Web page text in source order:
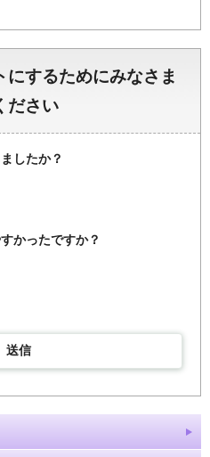
にするためにみなさま
ださい
したか？
かったですか？
送信